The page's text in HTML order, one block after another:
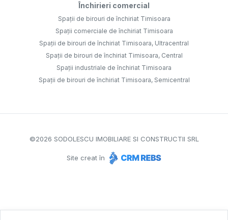
Închirieri comercial
Spații de birouri de închiriat Timisoara
Spații comerciale de închiriat Timisoara
Spații de birouri de închiriat Timisoara, Ultracentral
Spații de birouri de închiriat Timisoara, Central
Spații industriale de închiriat Timisoara
Spații de birouri de închiriat Timisoara, Semicentral
©2026 SODOLESCU IMOBILIARE SI CONSTRUCTII SRL
Site creat în